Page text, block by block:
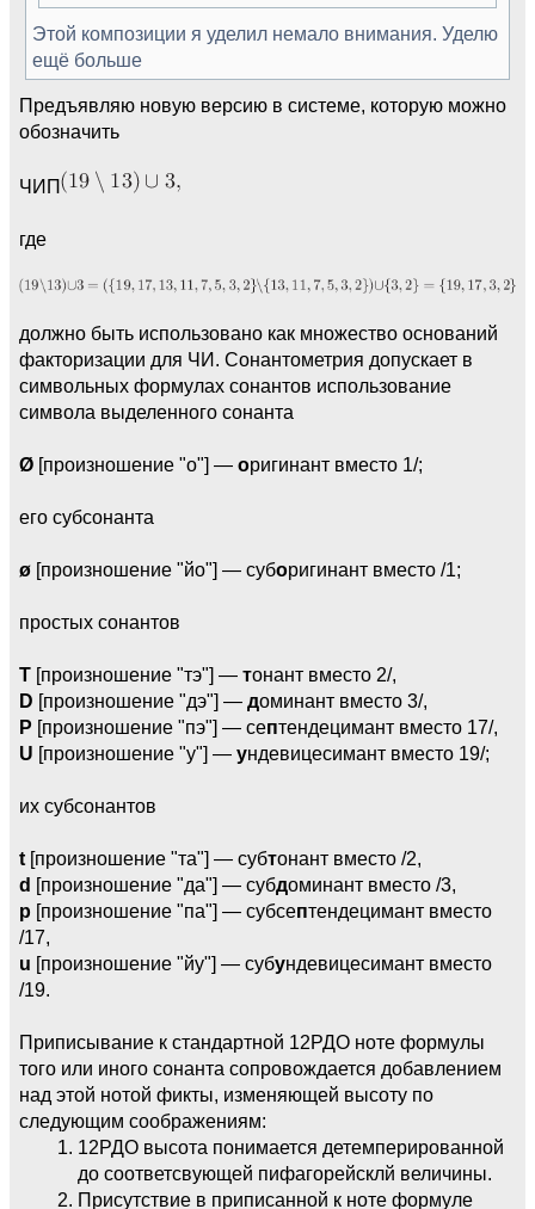
Этой композиции я уделил немало внимания. Уделю
ещё больше
Предъявляю новую версию в системе, которую можно
обозначить
ЧИП
где
должно быть использовано как множество оснований
факторизации для ЧИ. Сонантометрия допускает в
символьных формулах сонантов использование
символа выделенного сонанта
Ø [произношение "о"] — оригинант вместо 1/;
его субсонанта
ø [произношение "йо"] — суборигинант вместо /1;
простых сонантов
T [произношение "тэ"] — тонант вместо 2/,
D [произношение "дэ"] — доминант вместо 3/,
P [произношение "пэ"] — септендецимант вместо 17/,
U [произношение "у"] — ундевицесимант вместо 19/;
их субсонантов
t [произношение "та"] — субтонант вместо /2,
d [произношение "да"] — субдоминант вместо /3,
p [произношение "па"] — субсептендецимант вместо
/17,
u [произношение "йу"] — субундевицесимант вместо
/19.
Приписывание к стандартной 12РДО ноте формулы
того или иного сонанта сопровождается добавлением
над этой нотой фикты, изменяющей высоту по
следующим соображениям:
12РДО высота понимается детемперированной
до соответсвующей пифагорейсклй величины.
Присутствие в приписанной к ноте формуле